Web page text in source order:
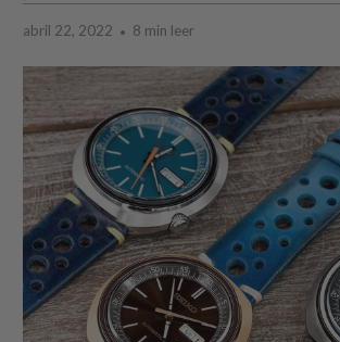
abril 22, 2022 8 min leer